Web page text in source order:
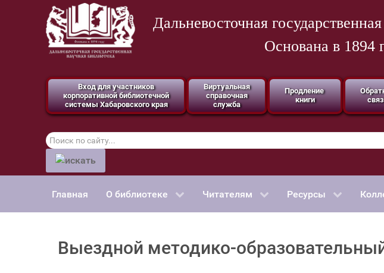
Дальневосточная
Основана в 1894
Вход для участников
корпоративной библиотечной
системы Хабаровского края
Виртуальная
справочная
служба
Продление
книги
Поиск
по
сайту
Главная О библиотеке Читателям Ресурсы
Выездной методико-